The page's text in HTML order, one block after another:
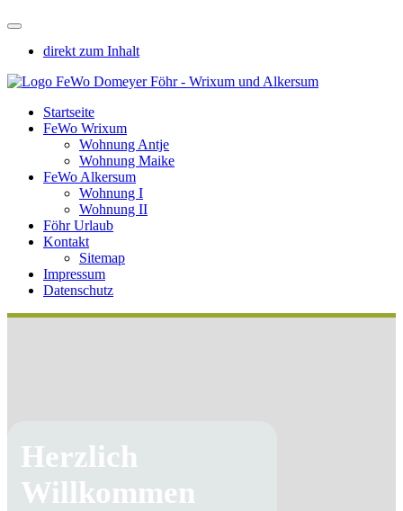
direkt zum Inhalt
Startseite
FeWo Wrixum
Wohnung Antje
Wohnung Maike
FeWo Alkersum
Wohnung I
Wohnung II
Föhr Urlaub
Kontakt
Sitemap
Impressum
Datenschutz
Herzlich
Willkommen